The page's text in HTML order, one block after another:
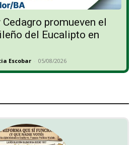
promueven el
del Eucalipto en
Escobar - 05/08/2026